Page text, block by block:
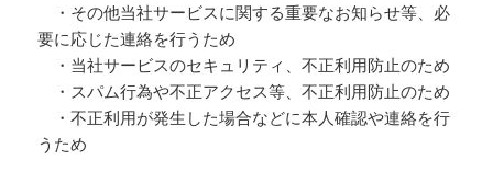
・その他当社サービスに関する重要なお知らせ等、必
要に応じた連絡を行うため
・当社サービスのセキュリティ、不正利用防止のため
・スパム行為や不正アクセス等、不正利用防止のため
・不正利用が発生した場合などに本人確認や連絡を行
うため